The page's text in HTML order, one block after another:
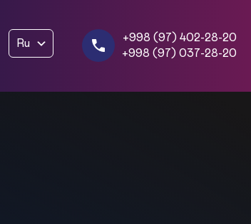
Ru
+998 (97) 402-28-20
+998 (97) 037-28-20